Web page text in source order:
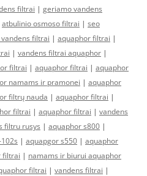
filtrai | geriamo vandens
atbulinio osmoso filtrai | seo
filtrai | aquaphor filtrai |
| vandens filtrai aquaphor |
filtrai | aquaphor filtrai | aquaphor
namams ir pramonei | aquaphor
filtrų nauda | aquaphor filtrai |
filtrai | aquaphor filtrai | vandens
filtru rusys | aquaphor s800 |
| aquapgor s550 | aquaphor
filtrai | namams ir biurui aquaphor
filtrai | vandens filtrai |